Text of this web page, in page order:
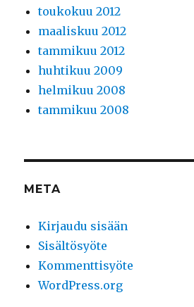
toukokuu 2012
maaliskuu 2012
tammikuu 2012
huhtikuu 2009
helmikuu 2008
tammikuu 2008
META
Kirjaudu sisään
Sisältösyöte
Kommenttisyöte
WordPress.org